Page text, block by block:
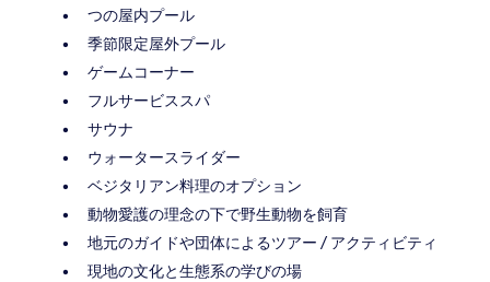
つの屋内プール
季節限定屋外プール
ゲームコーナー
フルサービススパ
サウナ
ウォータースライダー
ベジタリアン料理のオプション
動物愛護の理念の下で野生動物を飼育
地元のガイドや団体によるツアー / アクティビティ
現地の文化と生態系の学びの場